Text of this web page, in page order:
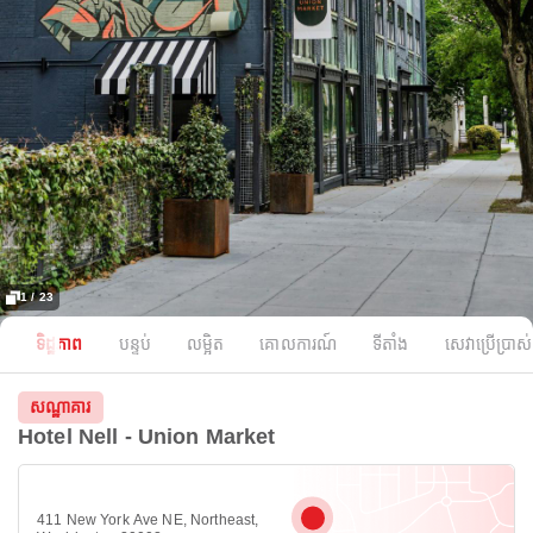
1 / 23
ទិដ្ឋភាព បន្ទប់ លម្អិត គោលការណ៍ ទីតាំង សេវាប្រើប្រាស់
សណ្ឋាគារ
Hotel Nell - Union Market
411 New York Ave NE, Northeast,